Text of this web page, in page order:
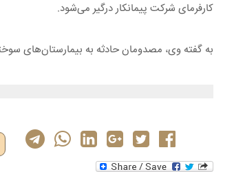
کارفرمای شرکت پیمانکار درگیر می‌شود.
به گفته وی، مصدومان حادثه به بیمارستان‌های